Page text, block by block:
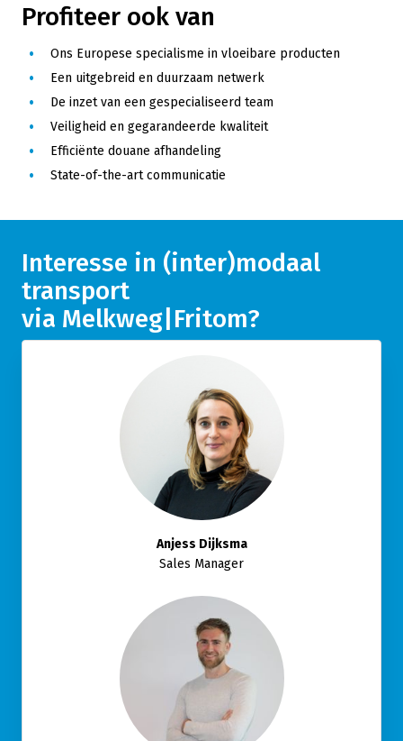
Profiteer ook van
Ons Europese specialisme in vloeibare producten
Een uitgebreid en duurzaam netwerk
De inzet van een gespecialiseerd team
Veiligheid en gegarandeerde kwaliteit
Efficiënte douane afhandeling
State-of-the-art communicatie
Interesse in (inter)modaal
transport
via Melkweg|Fritom?
Anjess Dijksma
Sales Manager